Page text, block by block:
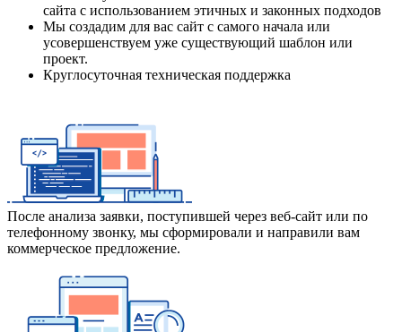
сайта с использованием этичных и законных подходов
Мы создадим для вас сайт с самого начала или
усовершенствуем уже существующий шаблон или
проект.
Круглосуточная техническая поддержка
После анализа заявки, поступившей через веб-сайт или по
телефонному звонку, мы сформировали и направили вам
коммерческое предложение.